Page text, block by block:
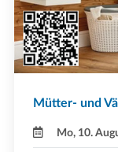
Mütter- und
Mo, 10.